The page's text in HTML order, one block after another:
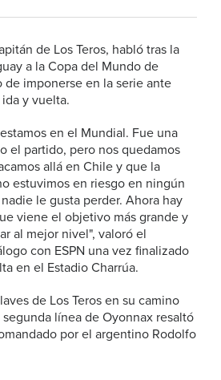
de Los Teros, habló tras la
a la Copa del Mundo de
imponerse en la serie ante
y vuelta.
en el Mundial. Fue una
el partido, pero nos quedamos
allá en Chile y que la
estuvimos en riesgo en ningún
le gusta perder. Ahora hay
viene el objetivo más grande y
al mejor nivel", valoró el
con ESPN una vez finalizado
en el Estadio Charrúa.
de Los Teros en su camino
línea de Oyonnax resaltó
por el argentino Rodolfo